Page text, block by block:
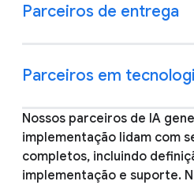
Parceiros de entrega
Parceiros em
Nossos parceiros de IA
implementação lidam com
completos, incluindo
implementação e suporte.